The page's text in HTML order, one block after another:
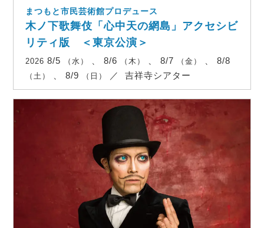
まつもと市民芸術館プロデュース
木ノ下歌舞伎「心中天の網島」アクセシビ
リティ版 ＜東京公演＞
2026 8/5 （水） 、 8/6 （木） 、 8/7 （金） 、 8/8
（土） 、 8/9 （日） ／ 吉祥寺シアター